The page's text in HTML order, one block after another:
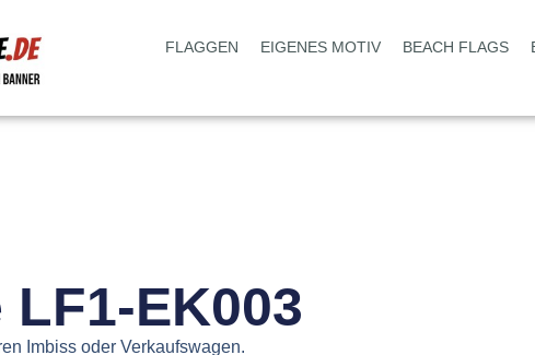
FLAGGEN EIGENES MOTIV BEACH FLAGS
EK003
Imbiss oder Verkaufswagen.